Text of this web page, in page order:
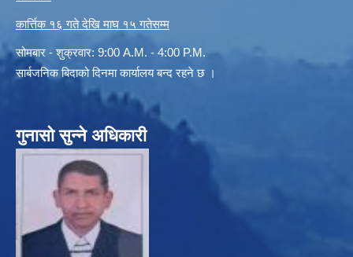
कार्त्तिक १६ गते देखि माघ १५ गतेसम्म
सोमबार - शुक्रवार: 9:00 A.M. - 4:00 P.M.
सार्बजनिक बिदाको दिनमा कार्यालय बन्द रहने छ ।
गुनासो सुन्ने अधिकारी